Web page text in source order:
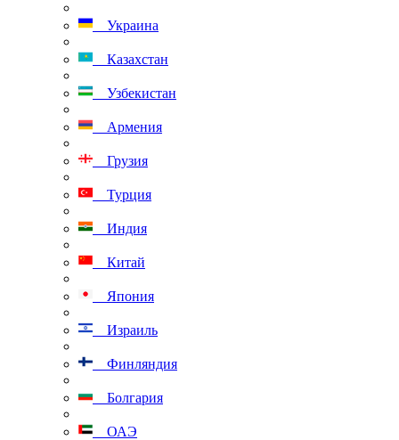
Украина
Казахстан
Узбекистан
Армения
Грузия
Турция
Индия
Китай
Япония
Израиль
Финляндия
Болгария
ОАЭ